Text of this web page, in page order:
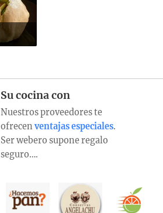
Su cocina con
Nuestros proveedores te
ofrecen ventajas especiales.
Ser webero supone regalo
seguro….